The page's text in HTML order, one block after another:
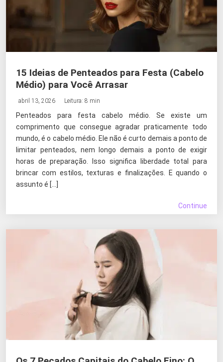
15 Ideias de Penteados para Festa (Cabelo
Médio) para Você Arrasar
abril 13, 2026 Leitura: 8 min
Penteados para festa cabelo médio. Se existe um
comprimento que consegue agradar praticamente todo
mundo, é o cabelo médio. Ele não é curto demais a ponto de
limitar penteados, nem longo demais a ponto de exigir
horas de preparação. Isso significa liberdade total para
brincar com estilos, texturas e finalizações. E quando o
assunto é […]
Continue